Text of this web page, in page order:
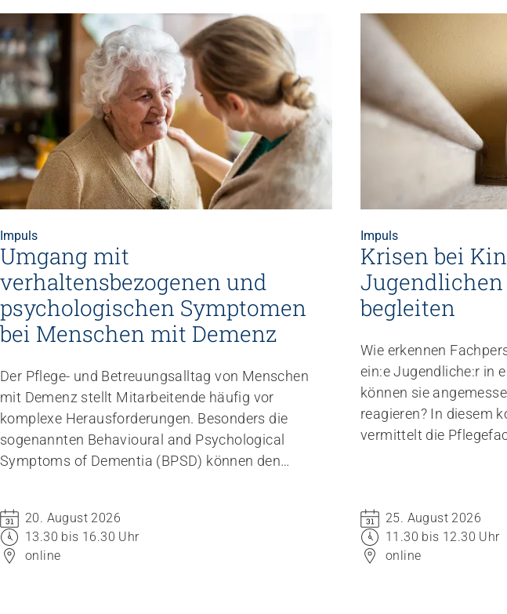
Impuls
Umgang mit
verhaltensbezogenen und
psychologischen Symptomen
bei Menschen mit Demenz
Der Pflege- und Betreuungsalltag von Menschen
mit Demenz stellt Mitarbeitende häufig vor
komplexe Herausforderungen. Besonders die
sogenannten Behavioural and Psychological
Symptoms of Dementia (BPSD) können den
20. August 2026
13.30 bis 16.30 Uhr
online
Impuls
Krisen bei
begleiten
Wie erkennen
ein:e Jugendliche:r in
können sie
reagieren? In diesem
vermittelt die
Umgang mit
25. August 2026
11.30 bis 12.30 Uhr
online